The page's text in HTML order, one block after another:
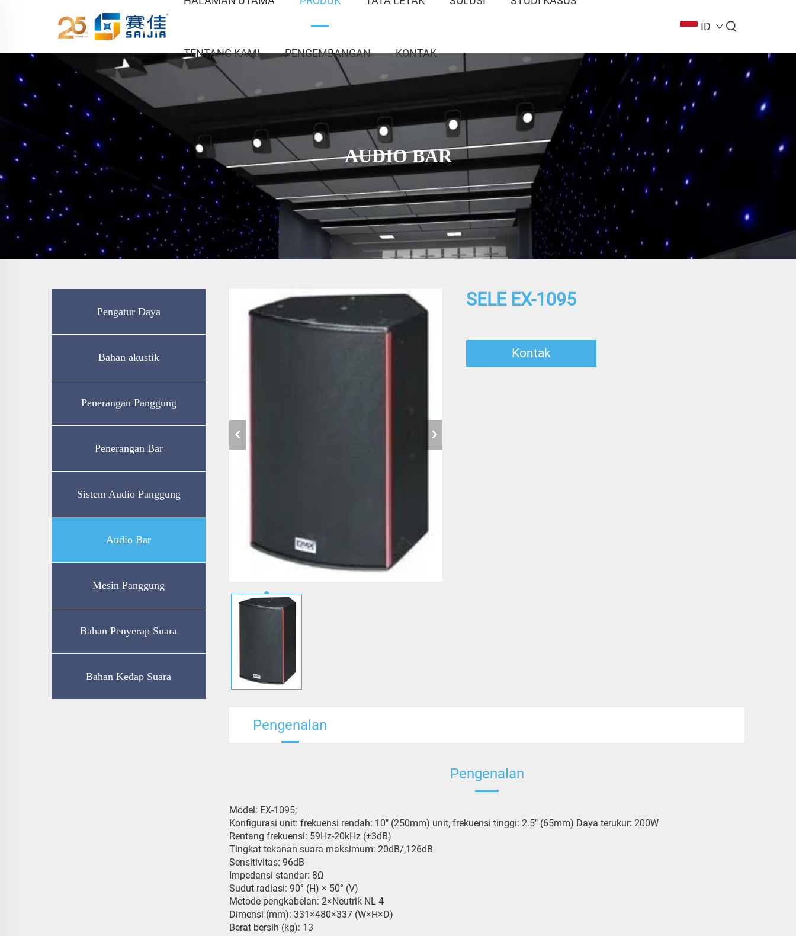
TENTANG KAMI PENGEMBANGAN KONTAK
ID
AUDIO BAR
Pengatur Daya
Bahan akustik
Penerangan Panggung
Penerangan Bar
Sistem Audio Panggung
Audio Bar
Mesin Panggung
Bahan Penyerap Suara
Bahan Kedap Suara
SELE EX-1095
Kontak
Pengenalan
Pengenalan
Model: EX-1095;
Konfigurasi unit: frekuensi rendah: 10″ (250mm) unit, frekuensi tinggi: 2.5″ (65mm) Daya terukur: 200W
Rentang frekuensi: 59Hz-20kHz (±3dB)
Tingkat tekanan suara maksimum: 20dB/,126dB
Sensitivitas: 96dB
Impedansi standar: 8Ω
Sudut radiasi: 90° (H) × 50° (V)
Metode pengkabelan: 2×Neutrik NL 4
Dimensi (mm): 331×480×337 (W×H×D)
Berat bersih (kg): 13